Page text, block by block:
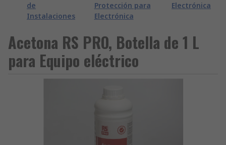
de
Instalaciones
Protección para
Electrónica
Electrónica
Acetona RS PRO, Botella de 1 L
para Equipo eléctrico